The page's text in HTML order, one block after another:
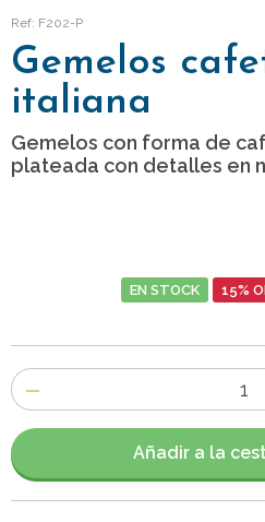
Ref: F202-P
Gemelos
italiana
Gemelos con forma de
plateada con detalles en
EN STOCK 15%
Número
de
artículos
Añadir a la